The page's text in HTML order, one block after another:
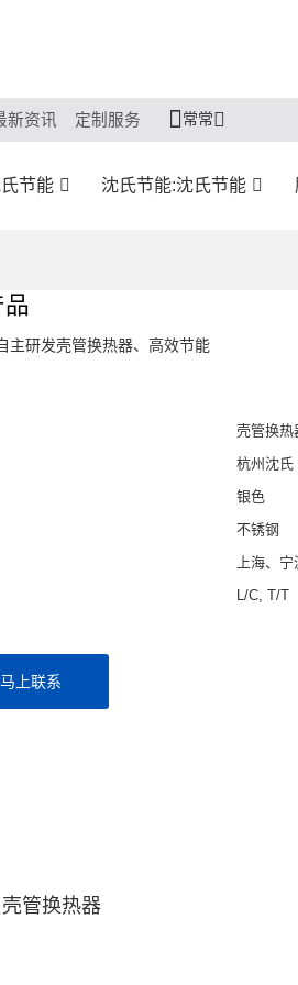
新资讯 定制服务 常常
节能 沈氏节能:沈氏节能
主研发壳管换热器、高效节能
壳管换热
杭州沈氏
银色
不锈钢
上海、宁
L/C, T/T
马上联系
壳管换热器